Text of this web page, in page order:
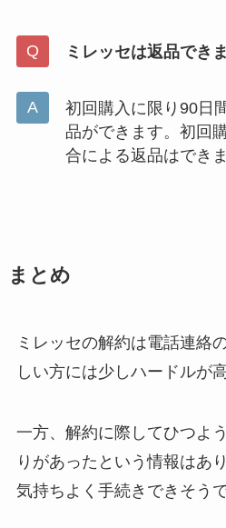
ミレッセは返品でき
初回購入に限り90日
品ができます。初回
合による返品はできま
まとめ
ミレッセの解約は電話連絡
しい方には少しハードルが
一方、解約に際してひつよ
りがあったという情報はあ
気持ちよく手続きできそうで